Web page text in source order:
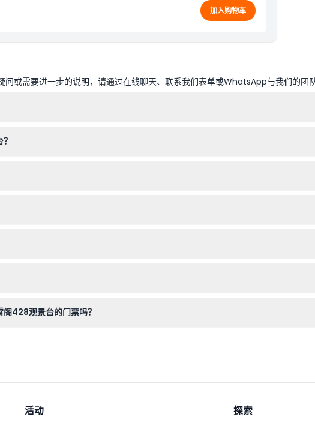
加入购物车
或需要进一步的说明，请通过在线聊天、联系我们表单或WhatsApp与我们的团队
。
428观景台的门票吗？
活动 探索